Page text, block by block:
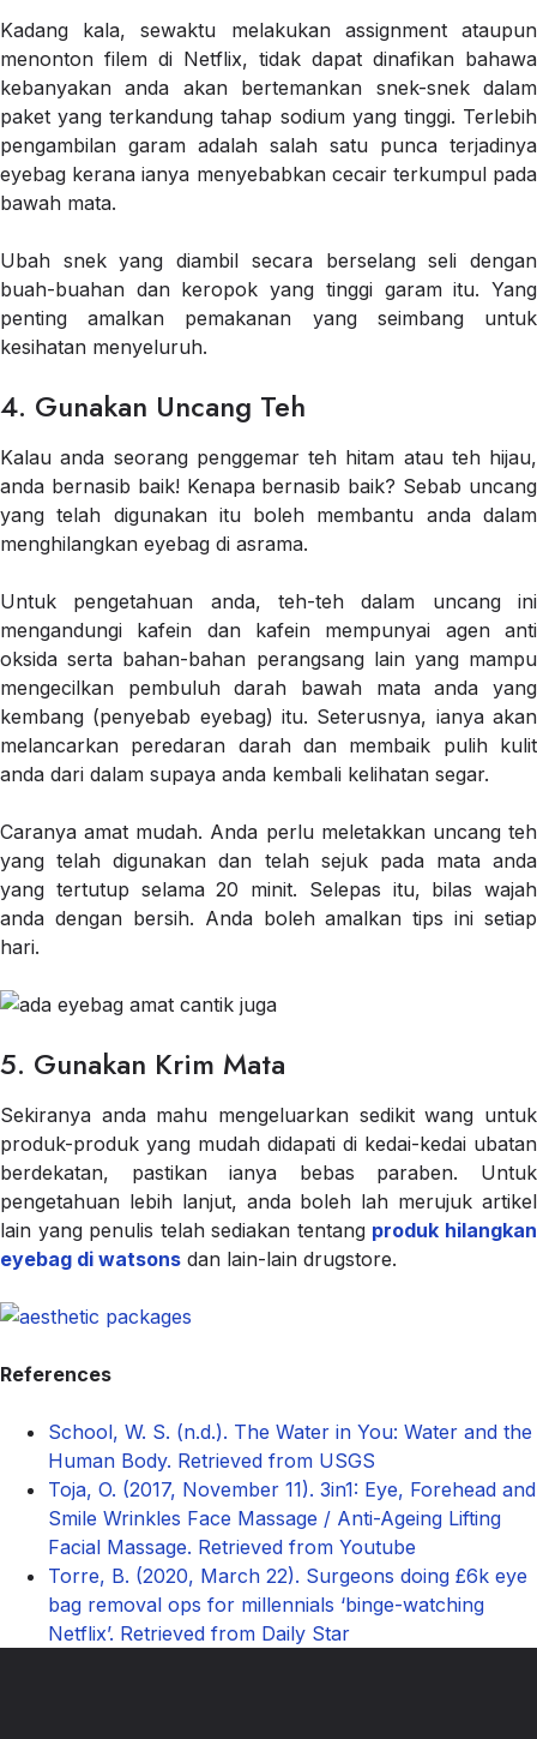
Kadang kala, sewaktu melakukan assignment ataupun
menonton filem di Netflix, tidak dapat dinafikan bahawa
kebanyakan anda akan bertemankan snek-snek dalam
paket yang terkandung tahap sodium yang tinggi. Terlebih
pengambilan garam adalah salah satu punca terjadinya
eyebag kerana ianya menyebabkan cecair terkumpul pada
bawah mata.
Ubah snek yang diambil secara berselang seli dengan
buah-buahan dan keropok yang tinggi garam itu. Yang
penting amalkan pemakanan yang seimbang untuk
kesihatan menyeluruh.
4. Gunakan Uncang Teh
Kalau anda seorang penggemar teh hitam atau teh hijau,
anda bernasib baik! Kenapa bernasib baik? Sebab uncang
yang telah digunakan itu boleh membantu anda dalam
menghilangkan eyebag di asrama.
Untuk pengetahuan anda, teh-teh dalam uncang ini
mengandungi kafein dan kafein mempunyai agen anti
oksida serta bahan-bahan perangsang lain yang mampu
mengecilkan pembuluh darah bawah mata anda yang
kembang (penyebab eyebag) itu. Seterusnya, ianya akan
melancarkan peredaran darah dan membaik pulih kulit
anda dari dalam supaya anda kembali kelihatan segar.
Caranya amat mudah. Anda perlu meletakkan uncang teh
yang telah digunakan dan telah sejuk pada mata anda
yang tertutup selama 20 minit. Selepas itu, bilas wajah
anda dengan bersih. Anda boleh amalkan tips ini setiap
hari.
5. Gunakan Krim Mata
Sekiranya anda mahu mengeluarkan sedikit wang untuk
produk-produk yang mudah didapati di kedai-kedai ubatan
berdekatan, pastikan ianya bebas paraben. Untuk
pengetahuan lebih lanjut, anda boleh lah merujuk artikel
lain yang penulis telah sediakan tentang produk hilangkan
eyebag di watsons dan lain-lain drugstore.
References
School, W. S. (n.d.). The Water in You: Water and the
Human Body. Retrieved from USGS
Toja, O. (2017, November 11). 3in1: Eye, Forehead and
Smile Wrinkles Face Massage / Anti-Ageing Lifting
Facial Massage. Retrieved from Youtube
Torre, B. (2020, March 22). Surgeons doing £6k eye
bag removal ops for millennials ‘binge-watching
Netflix’. Retrieved from Daily Star